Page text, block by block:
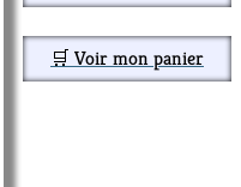
🛒 Voir mon panier